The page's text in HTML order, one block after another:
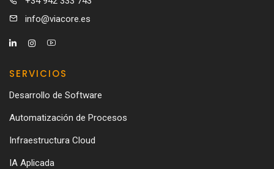
info@viacore.es
SERVICIOS
Desarrollo de Software
Automatización de Procesos
Infraestructura Cloud
IA Aplicada